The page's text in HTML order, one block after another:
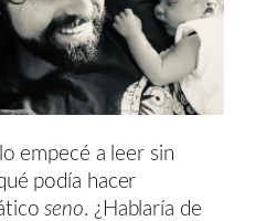
empecé a leer sin
podía hacer
seno. ¿Hablaría de